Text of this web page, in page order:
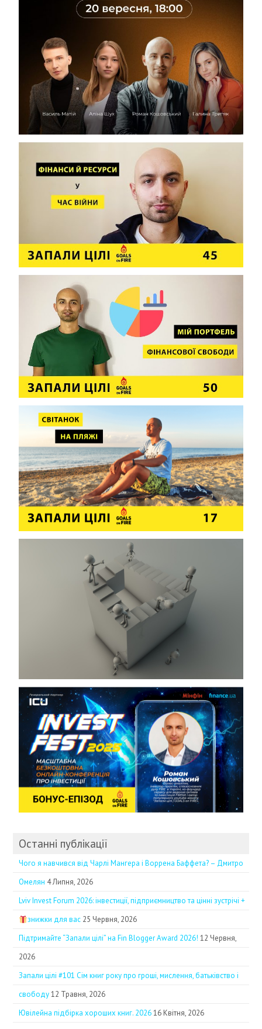
Останні публікації
Чого я навчився від Чарлі Мангера і Воррена Баффета? – Дмитро
Омелян 4 Липня, 2026
Lviv Invest Forum 2026: інвестиції, підприємництво та цінні зустрічі +
знижки для вас 25 Червня, 2026
Підтримайте “Запали цілі” на Fin Blogger Award 2026! 12 Червня,
2026
Запали цілі #101 Сім книг року про гроші, мислення, батьківство і
свободу 12 Травня, 2026
Ювілейна підбірка хороших книг. 2026 16 Квітня, 2026